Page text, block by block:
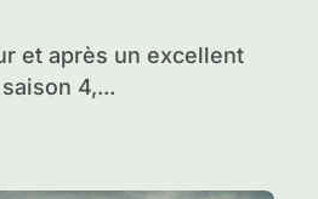
l’épisode 4×10 de